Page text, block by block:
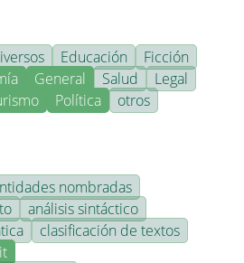
Educación
Ficción
General Salud
Legal
Política otros
nombradas
análisis sintáctico
clasificación de textos